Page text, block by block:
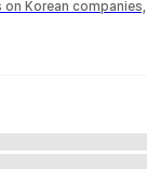
Korean companies,